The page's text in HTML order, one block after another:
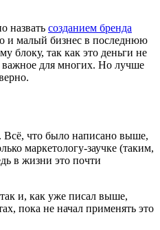
назвать созданием бренда
и малый бизнес в последнюю
блоку, так как это деньги не
важное для многих. Но лучше
Всё, что было написано выше,
маркетологу-заучке (таким,
в жизни это почти
и, как уже писал выше,
пока не начал применять это